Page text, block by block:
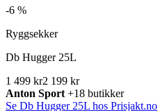
-6 %
Ryggsekker
Db Hugger 25L
1 499 kr2 199 kr
Anton Sport +18 butikker
Se Db Hugger 25L hos Prisjakt.no